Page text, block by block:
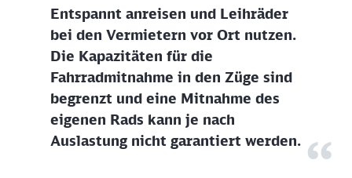
Entspannt anreisen und Leihräder
bei den Vermietern vor Ort nutzen.
Die Kapazitäten für die
Fahrradmitnahme in den Züge sind
begrenzt und eine Mitnahme des
eigenen Rads kann je nach
Auslastung nicht garantiert werden.